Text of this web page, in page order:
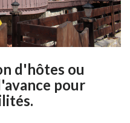
d'hôtes ou
pour